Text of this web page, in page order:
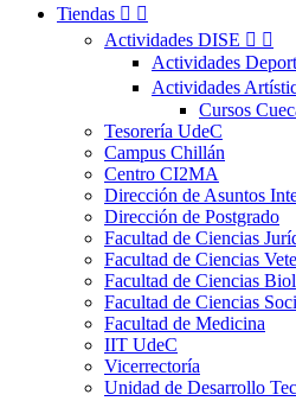
Tiendas  
Actividades DISE  
Actividades
Actividades
Cursos
Tesorería UdeC
Campus Chillán
Centro CI2MA
Dirección de Asuntos
Dirección de Postgrado
Facultad de Ciencias
Facultad de Ciencias
Facultad de Ciencias
Facultad de Ciencias
Facultad de Medicina
IIT UdeC
Vicerrectoría
Unidad de Desarrollo